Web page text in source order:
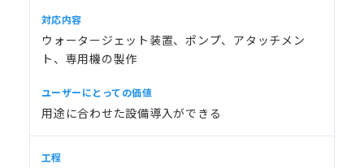
ウォータージェット装置、ポンプ、アタッチメン
ト、専用機の製作
用途に合わせた設備導入ができる